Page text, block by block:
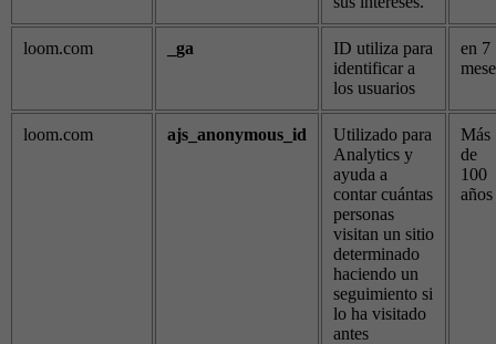
loom.com _ga
ID utiliza para
identificar a
los usuarios
en 7
loom.com ajs_anonymous_id
Utilizado para
Analytics y
ayuda a
contar cuántas
personas
visitan un sitio
determinado
haciendo un
seguimiento si
lo ha visitado
antes
Más
de
100
años